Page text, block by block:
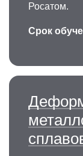
Росатом.
Срок